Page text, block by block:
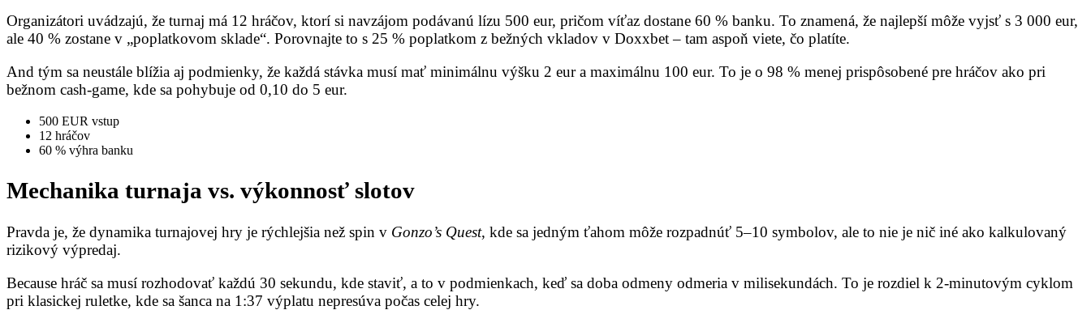
Organizátori uvádzajú, že turnaj má 12 hráčov, ktorí si navzájom podávanú lízu 500 eur, pričom víťaz dostane 60 % banku. To znamená, že najlepší môže vyjsť s 3 000 eur,
ale 40 % zostane v „poplatkovom sklade“. Porovnajte to s 25 % poplatkom z bežných vkladov v Doxxbet – tam aspoň viete, čo platíte.
And tým sa neustále blížia aj podmienky, že každá stávka musí mať minimálnu výšku 2 eur a maximálnu 100 eur. To je o 98 % menej prispôsobené pre hráčov ako pri
bežnom cash‑game, kde sa pohybuje od 0,10 do 5 eur.
500 EUR vstup
12 hráčov
60 % výhra banku
Mechanika turnaja vs. výkonnosť slotov
Pravda je, že dynamika turnajovej hry je rýchlejšia než spin v Gonzo’s Quest, kde sa jedným ťahom môže rozpadnúť 5–10 symbolov, ale to nie je nič iné ako kalkulovaný
rizikový výpredaj.
Because hráč sa musí rozhodovať každú 30 sekundu, kde staviť, a to v podmienkach, keď sa doba odmeny odmeria v milisekundách. To je rozdiel k 2‑minutovým cyklom
pri klasickej ruletke, kde sa šanca na 1:37 výplatu nepresúva počas celej hry.